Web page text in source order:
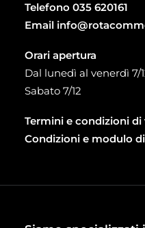
Telefono 035 620161
Email
Orari apertura
Dal lunedì al venerdì 7/
Sabato 7/12
Termini e condizioni di
Condizioni e modulo